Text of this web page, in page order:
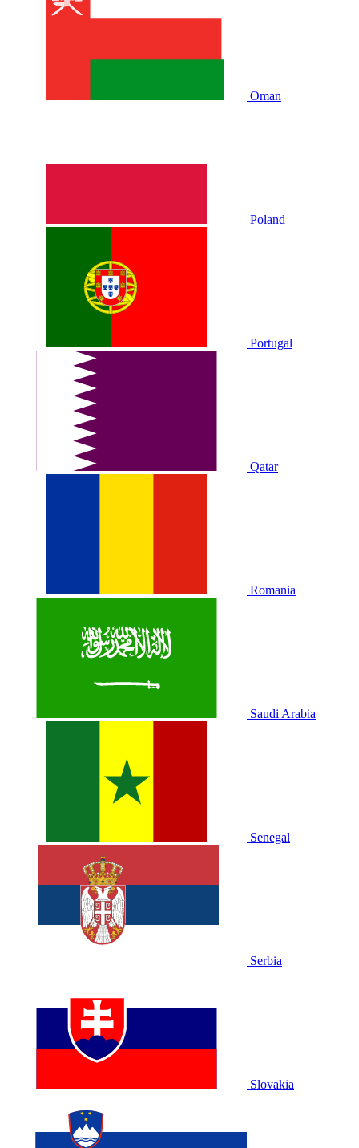
Oman
Poland
Portugal
Qatar
Romania
Saudi Arabia
Senegal
Serbia
Slovakia